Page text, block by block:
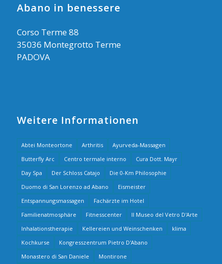
Abano in benessere
Corso Terme 88
35036 Montegrotto Terme
PADOVA
Weitere Informationen
Abtei Monteortone Arthritis
Ayurveda-Massagen
Butterfly Arc
Centro termale interno
Cura Dott. Mayr
Day Spa
Der Schloss Catajo
Die 0-Km Philosophie
Duomo di San Lorenzo ad Abano
Eismeister
Entspannungsmassagen
Fachärzte im Hotel
Familienatmosphäre
Fitnesscenter
Il Museo del Vetro D'Arte
Inhalationstherapie
Kellereien und Weinschenken
klima
Kochkurse
Kongresszentrum Pietro D'Abano
Monastero di San Daniele
Montirone